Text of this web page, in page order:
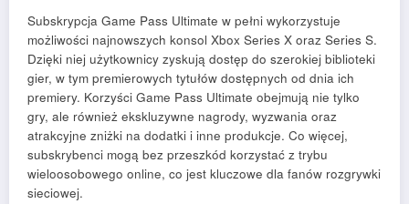
Subskrypcja Game Pass Ultimate w pełni wykorzystuje
możliwości najnowszych konsol Xbox Series X oraz Series S.
Dzięki niej użytkownicy zyskują dostęp do szerokiej biblioteki
gier, w tym premierowych tytułów dostępnych od dnia ich
premiery. Korzyści Game Pass Ultimate obejmują nie tylko
gry, ale również ekskluzywne nagrody, wyzwania oraz
atrakcyjne zniżki na dodatki i inne produkcje. Co więcej,
subskrybenci mogą bez przeszkód korzystać z trybu
wieloosobowego online, co jest kluczowe dla fanów rozgrywki
sieciowej.